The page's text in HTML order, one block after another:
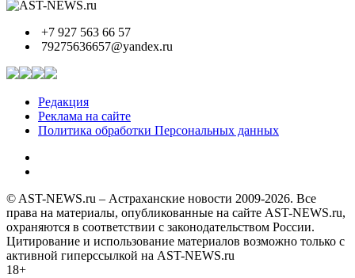
+7 927 563 66 57
79275636657@yandex.ru
Редакция
Реклама на сайте
Политика обработки Персональных данных
© AST-NEWS.ru – Астраханские новости 2009-2026. Все
права на материалы, опубликованные на сайте AST-NEWS.ru,
охраняются в соответствии с законодательством России.
Цитирование и использование материалов возможно только с
активной гиперссылкой на AST-NEWS.ru
18+